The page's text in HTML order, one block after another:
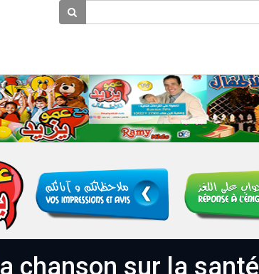
"Maa Amou Yazid" مع عمو يزيد" la chanson sur la santé